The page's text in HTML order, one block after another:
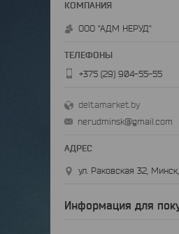
ООО "АДМ НЕРУД"
+375 (29) 904-55-55
deltamarket.by
nerudminsk@gmail.com
ул. Раковская 32,
Информация для